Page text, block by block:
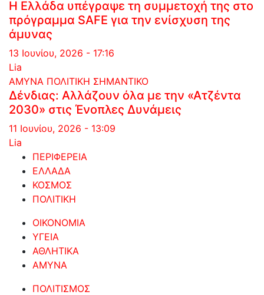
Η Ελλάδα υπέγραψε τη συμμετοχή της στο
πρόγραμμα SAFE για την ενίσχυση της
άμυνας
13 Ιουνίου, 2026 - 17:16
Lia
ΑΜΥΝΑ ΠΟΛΙΤΙΚΗ ΣΗΜΑΝΤΙΚΟ
Δένδιας: Αλλάζουν όλα με την «Ατζέντα
2030» στις Ένοπλες Δυνάμεις
11 Ιουνίου, 2026 - 13:09
Lia
ΠΕΡΙΦΕΡΕΙΑ
ΕΛΛΑΔΑ
ΚΟΣΜΟΣ
ΠΟΛΙΤΙΚΗ
ΟΙΚΟΝΟΜΙΑ
ΥΓΕΙΑ
ΑΘΛΗΤΙΚΑ
ΑΜΥΝΑ
ΠΟΛΙΤΙΣΜΟΣ